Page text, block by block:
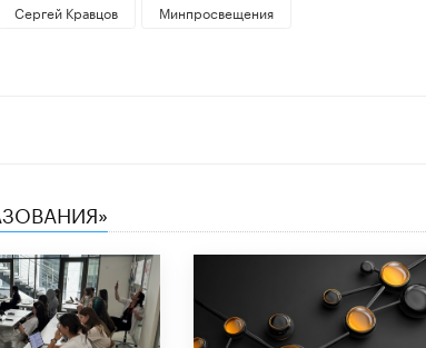
Сергей Кравцов
Минпросвещения